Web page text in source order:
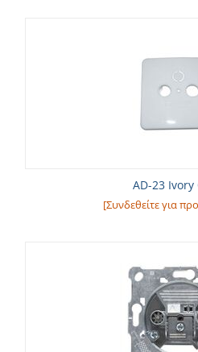
AD-23 Ivory
[Συνδεθείτε για